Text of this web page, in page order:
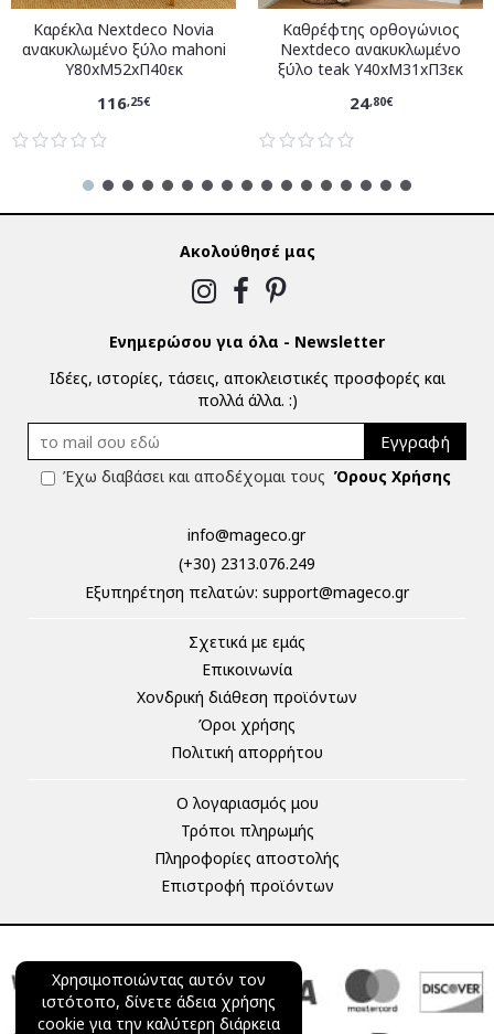
Καρέκλα Nextdeco Novia
ανακυκλωμένο ξύλο mahoni
Υ80xM52xΠ40εκ
116,25€
Καθρέφτης ορθογώνιος
Nextdeco ανακυκλωμένο
ξύλο teak Υ40xM31xΠ3εκ
24,80€
Χρησιμοποιώντας αυτόν τον
ιστότοπο, δίνετε άδεια χρήσης
cookie για την καλύτερη διάρκεια
Ακολούθησέ μας
Ενημερώσου για όλα - Newsletter
Ιδέες, ιστορίες, τάσεις, αποκλειστικές προσφορές και
πολλά άλλα. :)
Εγγραφή
Έχω διαβάσει και αποδέχομαι τους Όρους Χρήσης
info@mageco.gr
(+30) 2313.076.249
Eξυπηρέτηση πελατών: support@mageco.gr
Σχετικά με εμάς
Επικοινωνία
Χονδρική διάθεση προϊόντων
Όροι χρήσης
Πολιτική απορρήτου
Ο λογαριασμός μου
Τρόποι πληρωμής
Πληροφορίες αποστολής
Επιστροφή προϊόντων